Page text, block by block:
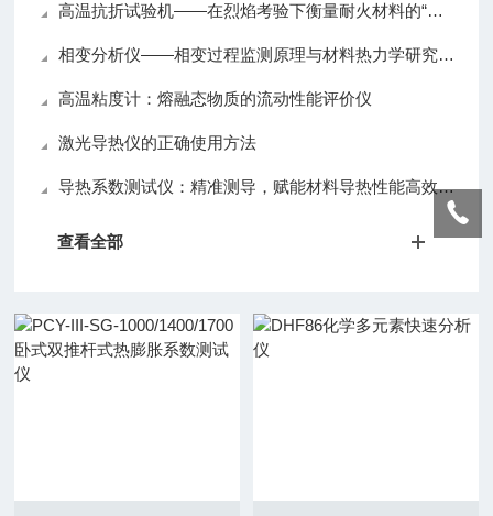
高温抗折试验机——在烈焰考验下衡量耐火材料的“脊梁强度”
相变分析仪——相变过程监测原理与材料热力学研究应用
高温粘度计：熔融态物质的流动性能评价仪
激光导热仪的正确使用方法
导热系数测试仪：精准测导，赋能材料导热性能高效评估
查看全部